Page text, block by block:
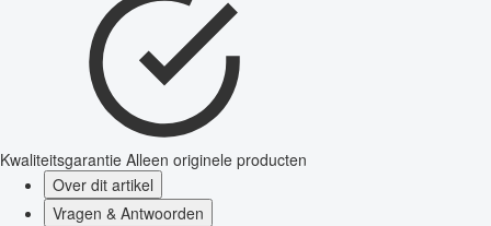
Kwaliteitsgarantie Alleen originele producten
Over dit artikel
Vragen & Antwoorden